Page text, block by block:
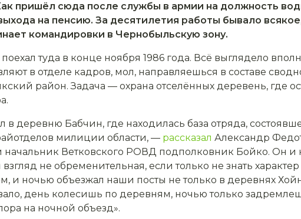
пришёл сюда после службы в армии на должность
на пенсию. За десятилетия работы бывало
командировки в Чер­нобыльскую зону.
туда в кон­це ноября 1986 года. Всё выгляде­ло
в отделе кадров, мол, направляешься в составе
район. Зада­ча — охрана отселённых деревень, где
в деревню Баб­чин, где находилась база отряда,
милиции области, — рассказал Александр
Ветковского РОВД подполковник Бой­ко. Он и
не обре­менительная, если только не знать
и ночью объез­жал наши посты не только в деревнях
день колесишь по деревням, ночью только
на ночной объезд».